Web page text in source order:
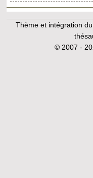
Thème et intégration
© 2007 -